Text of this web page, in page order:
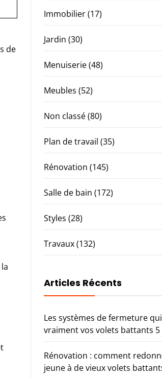
de
Immobilier(17)
Jardin (30)
Menuiserie(48)
Meubles (52)
Non classé(80)
Plan de travail (35)
Rénovation (145)
Salle de bain (172)
Styles (28)
Travaux(132)
Articles Récents
Les systèmes de fermeture
vraiment vos volets battants
Rénovation : comment
jeune à de vieux volets